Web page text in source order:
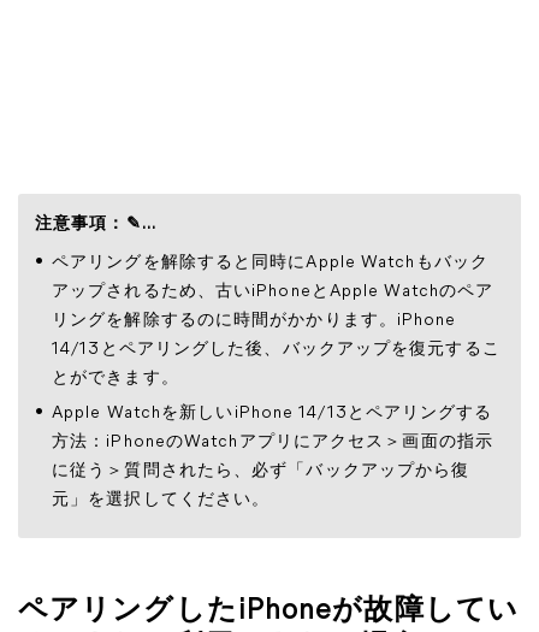
注意事項：✎...
ペアリングを解除すると同時にApple Watchもバック
アップされるため、古いiPhoneとApple Watchのペア
リングを解除するのに時間がかかります。iPhone
14/13とペアリングした後、バックアップを復元するこ
とができます。
Apple Watchを新しいiPhone 14/13とペアリングする
方法：iPhoneのWatchアプリにアクセス＞画面の指示
に従う＞質問されたら、必ず「バックアップから復
元」を選択してください。
ペアリングしたiPhoneが故障してい